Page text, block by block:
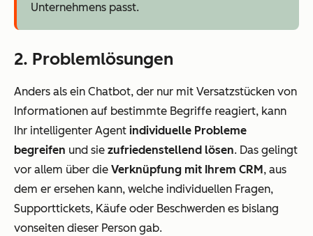
Unternehmens passt.
2. Problemlösungen
Anders als ein Chatbot, der nur mit Versatzstücken von
Informationen auf bestimmte Begriffe reagiert, kann
Ihr intelligenter Agent individuelle Probleme
begreifen und sie zufriedenstellend lösen. Das gelingt
vor allem über die Verknüpfung mit Ihrem CRM , aus
dem er ersehen kann, welche individuellen Fragen,
Supporttickets, Käufe oder Beschwerden es bislang
vonseiten dieser Person gab.